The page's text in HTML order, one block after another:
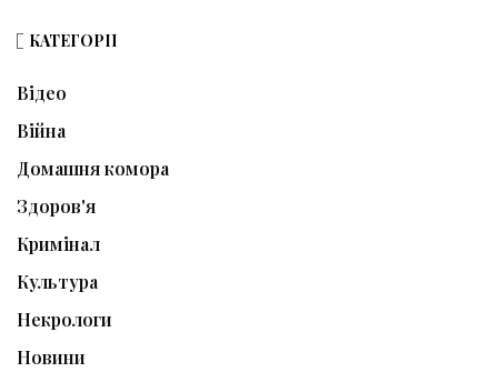
КАТЕГОРІЇ
Відео
Війна
Домашня комора
Здоров'я
Кримінал
Культура
Некрологи
Новини